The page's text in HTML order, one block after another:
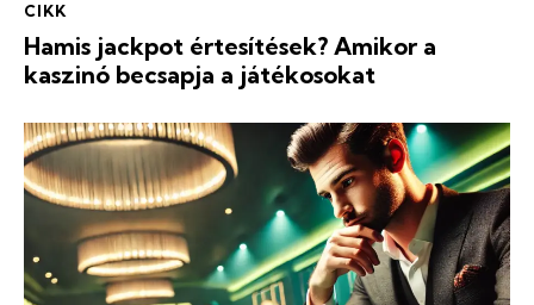
CIKK
Hamis jackpot értesítések? Amikor a
kaszinó becsapja a játékosokat